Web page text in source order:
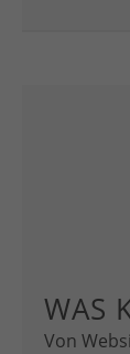
WAS
Von